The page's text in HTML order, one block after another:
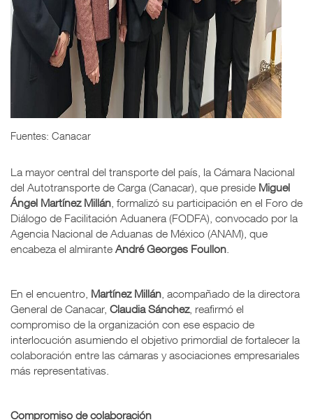
Fuentes: Canacar
La mayor central del transporte del país, la Cámara Nacional
del Autotransporte de Carga (Canacar), que preside Miguel
Ángel Martínez Millán , formalizó su participación en el Foro de
Diálogo de Facilitación Aduanera (FODFA), convocado por la
Agencia Nacional de Aduanas de México (ANAM), que
encabeza el almirante André Georges Foullon
En el encuentro, Martínez Millán , acompañado de la directora
General de Canacar, Claudia Sánchez, reafirmó el
compromiso de la organización con ese espacio de
interlocución asumiendo el objetivo primordial de fortalecer la
colaboración entre las cámaras y asociaciones empresariales
más representativas.
Compromiso de colaboración